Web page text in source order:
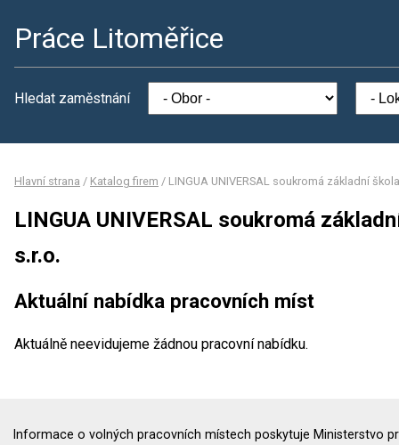
Práce Litoměřice
Hledat zaměstnání
Hlavní strana / Katalog firem / LINGUA UNIVERSAL soukromá základní
LINGUA UNIVERSAL soukromá
s.r.o.
Aktuální nabídka pracovních míst
Aktuálně neevidujeme žádnou pracovní nabídku.
Informace o volných pracovních místech poskytuje Ministerstvo